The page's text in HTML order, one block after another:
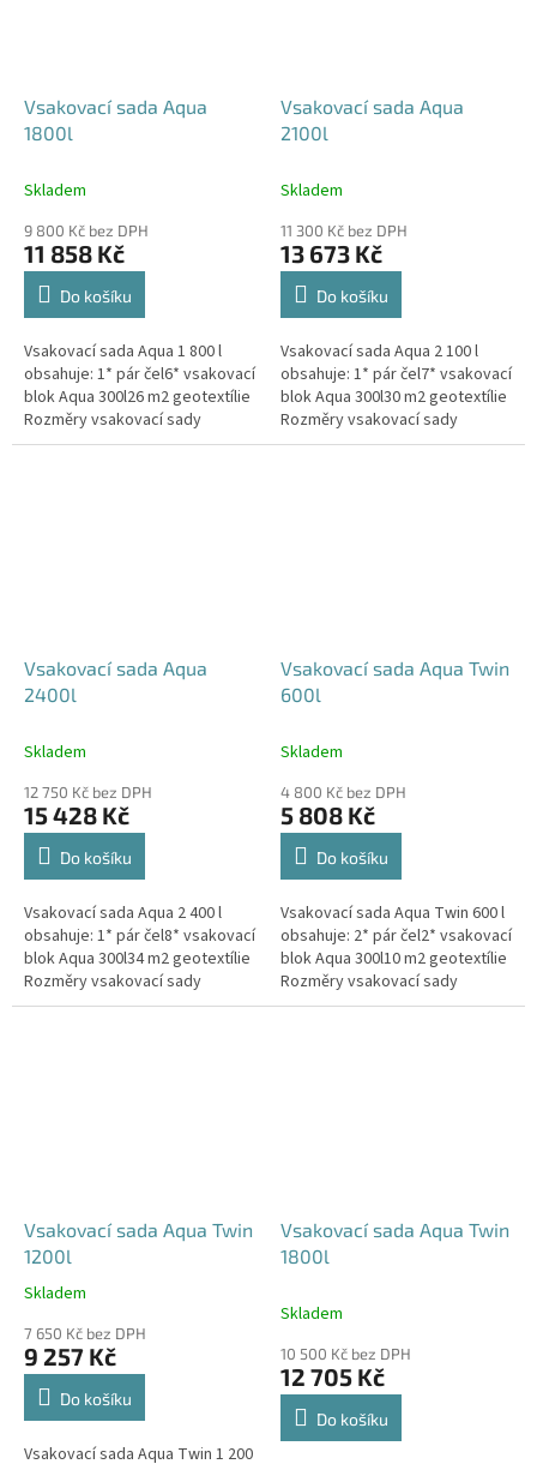
Vsakovací sada Aqua
1800l
Skladem
9 800 Kč bez DPH
11 858 Kč
Do košíku
Vsakovací sada Aqua 1 800 l
obsahuje: 1* pár čel6* vsakovací
blok Aqua 300l26 m2 geotextílie
Rozměry vsakovací sady
720x80x52 cm Nosnost bloků až
Vsakovací sada Aqua
2100l
Skladem
11 300 Kč bez DPH
13 673 Kč
Do košíku
Vsakovací sada Aqua 2 100 l
obsahuje: 1* pár čel7* vsakovací
blok Aqua 300l30 m2 geotextílie
Rozměry vsakovací sady
840x80x52 cm Nosnost bloků až
Vsakovací sada Aqua
2400l
Skladem
12 750 Kč bez DPH
15 428 Kč
Do košíku
Vsakovací sada Aqua 2 400 l
obsahuje: 1* pár čel8* vsakovací
blok Aqua 300l34 m2 geotextílie
Rozměry vsakovací sady
960x80x52 cm Nosnost bloků až
Vsakovací sada Aqua Twin
600l
Skladem
4 800 Kč bez DPH
5 808 Kč
Do košíku
Vsakovací sada Aqua Twin 600 l
obsahuje: 2* pár čel2* vsakovací
blok Aqua 300l10 m2 geotextílie
Rozměry vsakovací sady
120x80x104 cm Nosnost bloků
Vsakovací sada Aqua Twin
1200l
Průměrné
produktu
je
5,0
hvězdiček.
Skladem
7 650 Kč bez DPH
9 257 Kč
Do košíku
Vsakovací sada Aqua Twin 1 200
Vsakovací sada Aqua Twin
1800l
Skladem
10 500 Kč bez DPH
12 705 Kč
Do košíku